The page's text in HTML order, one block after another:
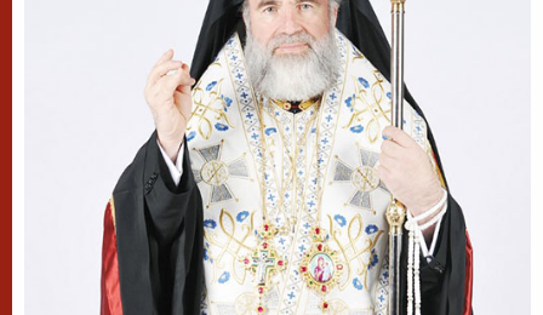
Preia articolele Doxologia în site-ul tău!